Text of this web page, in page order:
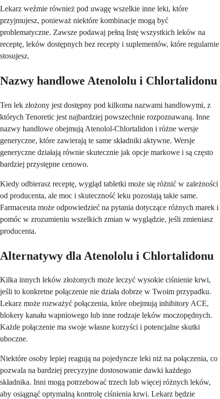
Lekarz weźmie również pod uwagę wszelkie inne leki, które
przyjmujesz, ponieważ niektóre kombinacje mogą być
problematyczne. Zawsze podawaj pełną listę wszystkich leków na
receptę, leków dostępnych bez recepty i suplementów, które regularnie
stosujesz.
Nazwy handlowe Atenololu i Chlortalidonu
Ten lek złożony jest dostępny pod kilkoma nazwami handlowymi, z
których Tenoretic jest najbardziej powszechnie rozpoznawaną. Inne
nazwy handlowe obejmują Atenolol-Chlortalidon i różne wersje
generyczne, które zawierają te same składniki aktywne. Wersje
generyczne działają równie skutecznie jak opcje markowe i są często
bardziej przystępne cenowo.
Kiedy odbierasz receptę, wygląd tabletki może się różnić w zależności
od producenta, ale moc i skuteczność leku pozostają takie same.
Farmaceuta może odpowiedzieć na pytania dotyczące różnych marek i
pomóc w zrozumieniu wszelkich zmian w wyglądzie, jeśli zmieniasz
producenta.
Alternatywy dla Atenololu i Chlortalidonu
Kilka innych leków złożonych może leczyć wysokie ciśnienie krwi,
jeśli to konkretne połączenie nie działa dobrze w Twoim przypadku.
Lekarz może rozważyć połączenia, które obejmują inhibitory ACE,
blokery kanału wapniowego lub inne rodzaje leków moczopędnych.
Każde połączenie ma swoje własne korzyści i potencjalne skutki
uboczne.
Niektóre osoby lepiej reagują na pojedyncze leki niż na połączenia, co
pozwala na bardziej precyzyjne dostosowanie dawki każdego
składnika. Inni mogą potrzebować trzech lub więcej różnych leków,
aby osiągnąć optymalną kontrolę ciśnienia krwi. Lekarz będzie